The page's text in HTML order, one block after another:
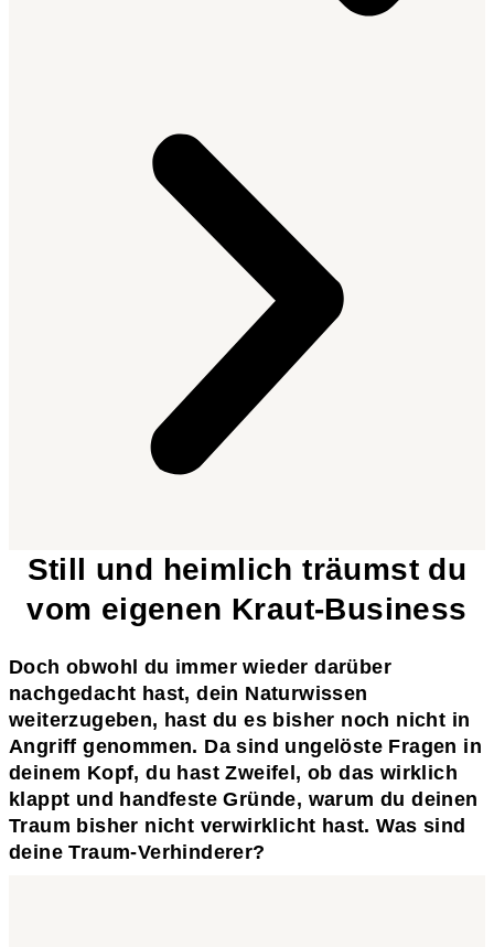
Still und heimlich träumst du
vom eigenen Kraut-Business
Doch obwohl du immer wieder darüber
nachgedacht hast, dein Naturwissen
weiterzugeben, hast du es bisher noch nicht in
Angriff genommen. Da sind ungelöste Fragen in
deinem Kopf, du hast Zweifel, ob das wirklich
klappt und handfeste Gründe, warum du deinen
Traum bisher nicht verwirklicht hast. Was sind
deine Traum-Verhinderer?